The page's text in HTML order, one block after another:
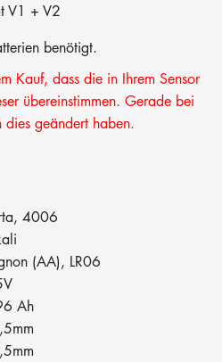
V1 + V2
benötigt.
Kauf, dass die in Ihrem Sensor
übereinstimmen. Gerade bei
dies geändert haben.
4006
(AA), LR06
Ah